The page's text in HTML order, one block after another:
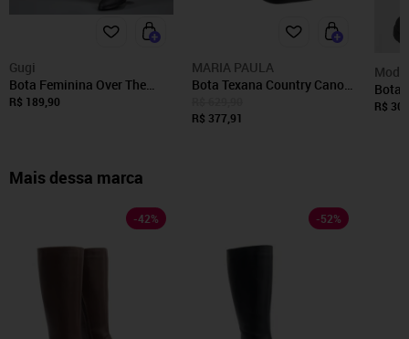
Gugi
Bota Feminina Over The
Knee GuGi Cano Longo Com
R$ 189,90
MARIA PAULA
Bota Texana Country Cano
Couro Maria Paula Preta
R$ 377,91
Bota
R$
Mais dessa marca
-42% -52%